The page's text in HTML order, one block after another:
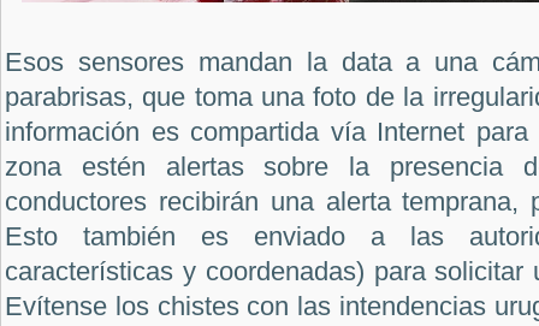
Esos sensores mandan la data a una
parabrisas, que toma una foto de la
información es compartida vía Internet
zona estén alertas sobre la presencia
conductores recibirán una alerta temprana,
Esto también es enviado a las
características y coordenadas) para solicitar
Evítense los chistes con las intendencias